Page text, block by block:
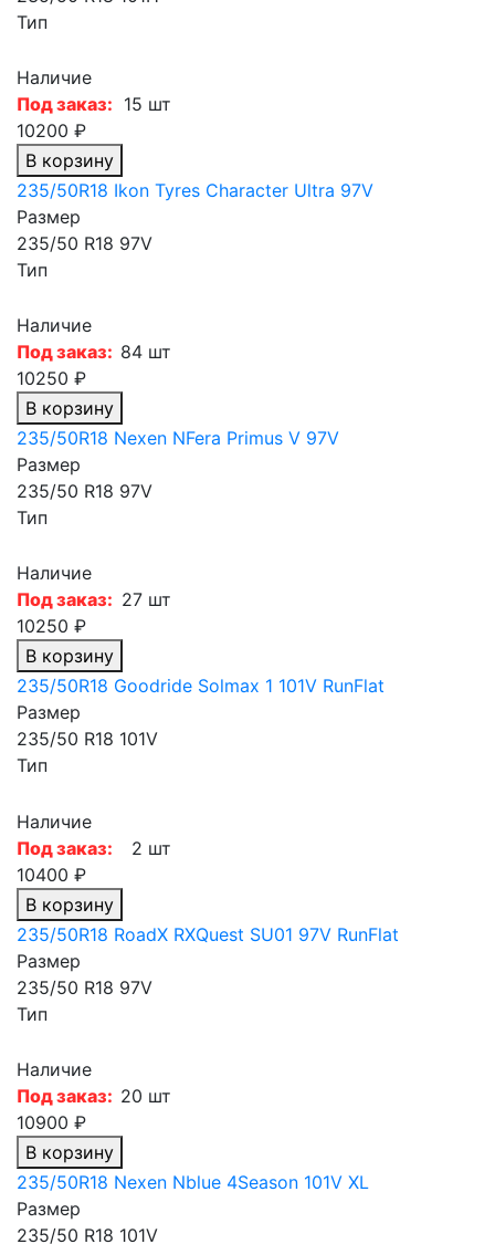
Тип
Наличие
Под заказ: 15 шт
10200 ₽
В корзину
235/50R18 Ikon Tyres Character Ultra 97V
Размер
235/50 R18 97V
Тип
Наличие
Под заказ: 84 шт
10250 ₽
В корзину
235/50R18 Nexen NFera Primus V 97V
Размер
235/50 R18 97V
Тип
Наличие
Под заказ: 27 шт
10250 ₽
В корзину
235/50R18 Goodride Solmax 1 101V RunFlat
Размер
235/50 R18 101V
Тип
Наличие
Под заказ:
2 шт
10400 ₽
В корзину
235/50R18 RoadX RXQuest SU01 97V RunFlat
Размер
235/50 R18 97V
Тип
Наличие
Под заказ: 20 шт
10900 ₽
В корзину
235/50R18 Nexen Nblue 4Season 101V XL
Размер
235/50 R18 101V